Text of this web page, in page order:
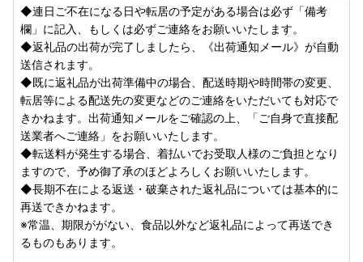
割引きされていたりサイト自体が怪しいと感じた場合は、お
申込みされる前に舞鶴市までご確認いただく等、悪質な詐欺
には十分ご注意ください。
舞鶴市のふるさと納税寄附申し込みサイトにつきましては、
市HPにてご確認ください。
□商品について
食品をお申込みの場合、届いたその日の内に中身の確認をお
願いいたします。
もし不具合がございましたら「写真」を添付の上、「お問合
せ先」までご連絡をお願いいたします。
写真の添付がない場合は対応ができない場合がございますの
で予めご了承ください。
◆連日ご不在になる日や転居の予定がある場合は必ず「備考
欄」に記入、もしくは必ずご連絡をお願いいたします。
◆返礼品の出荷が完了しましたら、《出荷通知メール》が自動
送信されます。
◆既に返礼品が出荷準備中の場合、配送時期や時間帯の変更、
転居等による配送先の変更などのご連絡をいただいても対応で
きかねます。出荷通知メールをご確認の上、「ご自身で直接配
送業者へご連絡」をお願いいたします。
◆転送料が発生する場合、着払いでお受取人様のご負担となり
ますので、予め御了承のほどよろしくお願いいたします。
◆長期不在による返送・破棄された返礼品については基本的に
再送できかねます。
※常温、期限ががない、食品以外など返礼品によって再送でき
るものもあります。